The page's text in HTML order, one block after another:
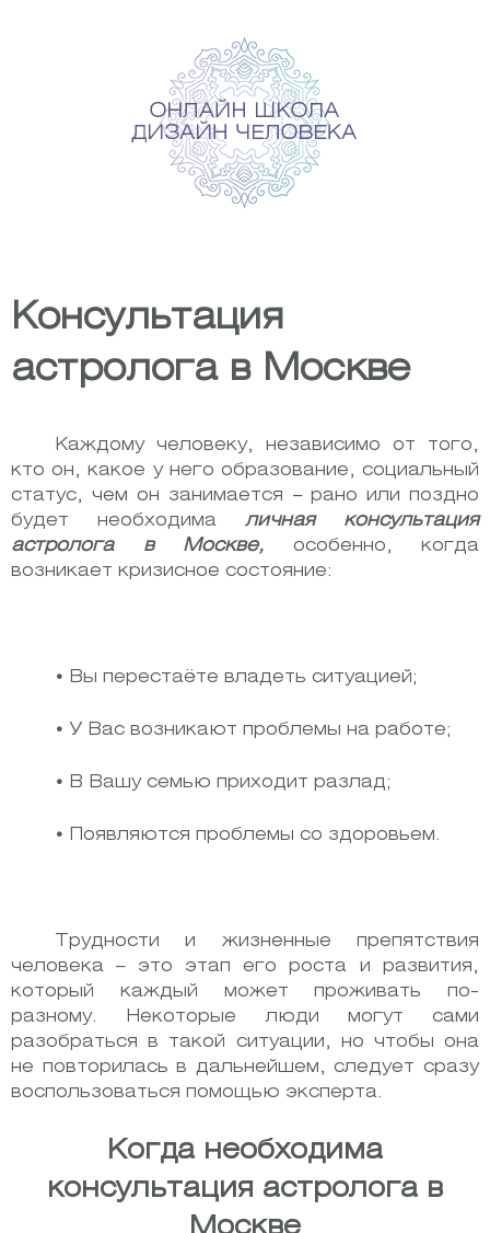
Консультация
астролога в Москве
Каждому человеку, независимо от того,
кто он, какое у него образование, социальный
статус, чем он занимается – рано или поздно
будет необходима личная консультация
астролога в Москве, особенно, когда
возникает кризисное состояние:
• Вы перестаёте владеть ситуацией;
• У Вас возникают проблемы на работе;
• В Вашу семью приходит разлад;
• Появляются проблемы со здоровьем.
Трудности и жизненные препятствия
человека – это этап его роста и развития,
который каждый может проживать по-
разному. Некоторые люди могут сами
разобраться в такой ситуации, но чтобы она
не повторилась в дальнейшем, следует сразу
воспользоваться помощью эксперта.
Когда необходима
консультация астролога в
Москве